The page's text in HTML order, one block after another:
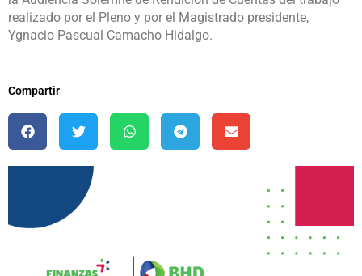
realizado por el Pleno y por el Magistrado presidente,
Ygnacio Pascual Camacho Hidalgo.
Compartir